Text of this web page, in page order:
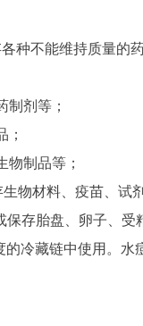
不能维持质量的
剂等；
制品等；
材料、疫苗、试剂
胎盘、卵子、受
藏链中使用。水